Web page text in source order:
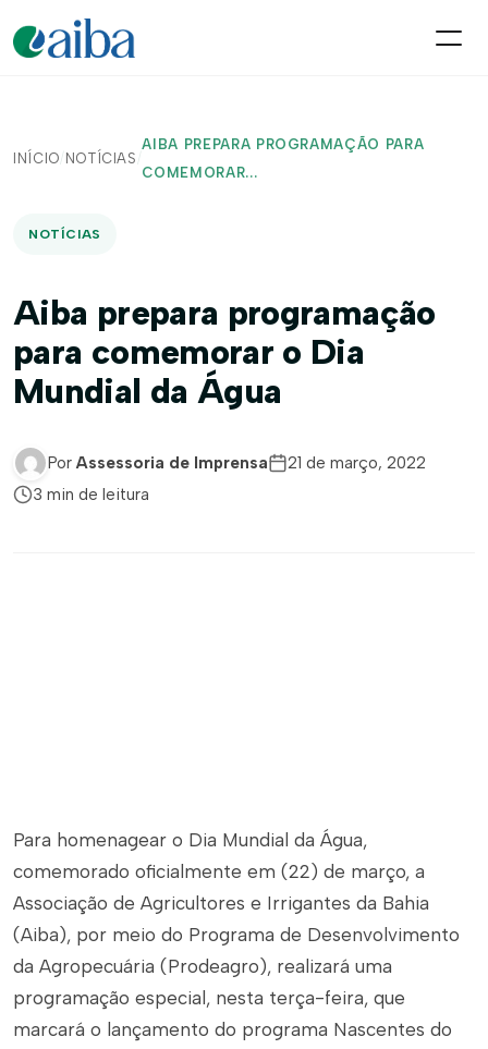
INÍCIO/ NOTÍCIAS /
AIBA PREPARA PROGRAMAÇÃO PARA
COMEMORAR...
NOTÍCIAS
Aiba prepara programação
para comemorar o Dia
Mundial da Água
Por Assessoria de Imprensa
21 de março, 2022
3 min de leitura
Para homenagear o Dia Mundial da Água,
comemorado oficialmente em (22) de março, a
Associação de Agricultores e Irrigantes da Bahia
(Aiba), por meio do Programa de Desenvolvimento
da Agropecuária (Prodeagro), realizará uma
programação especial, nesta terça-feira, que
marcará o lançamento do programa Nascentes do